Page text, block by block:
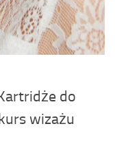
do
wizażu